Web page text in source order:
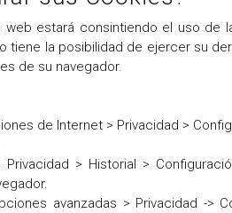
web estará consintiendo el uso
tiene la posibilidad de ejercer su
de su navegador.
de Internet > Privacidad >
> Historial >
avanzadas > Privacidad ->